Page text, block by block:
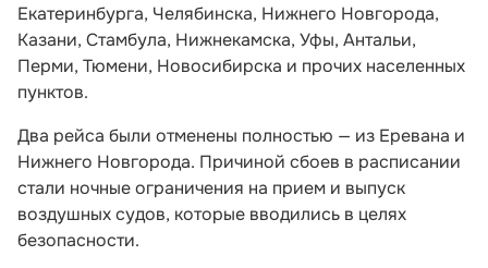
Екатеринбурга, Челябинска, Нижнего Новгорода,
Казани, Стамбула, Нижнекамска, Уфы, Антальи,
Перми, Тюмени, Новосибирска и прочих населенных
пунктов.
Два рейса были отменены полностью — из Еревана и
Нижнего Новгорода. Причиной сбоев в расписании
стали ночные ограничения на прием и выпуск
воздушных судов, которые вводились в целях
безопасности.